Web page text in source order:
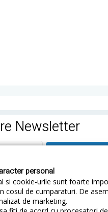
personal
si cookie-urile sunt foarte
de cumparaturi. De
de marketing.
Newsletter